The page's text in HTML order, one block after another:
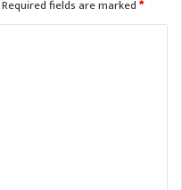
Required fields are marked*